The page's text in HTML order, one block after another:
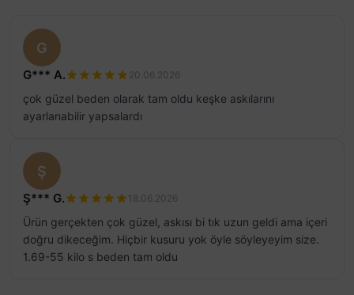
G
G*** A. 20.06.2026
çok güzel beden olarak tam oldu keşke askılarını
ayarlanabilir yapsalardı
Ş
Ş*** G. 18.06.2026
Ürün gerçekten çok güzel, askısı bi tık uzun geldi ama içeri
doğru dikeceğim. Hiçbir kusuru yok öyle söyleyeyim size.
1.69-55 kilo s beden tam oldu